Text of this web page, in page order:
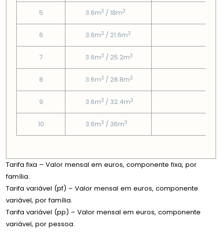
5 3.6m3 / 18m3
6 3.6m3 / 21.6m3
7 3.6m3 / 25.2m3
8 3.6m3 / 28.8m3
9 3.6m3 / 32.4m3
10 3.6m3 / 36m3
Tarifa fixa – Valor mensal em euros, componente fixa, por
família.
Tarifa variável (pf) – Valor mensal em euros, componente
variável, por família.
Tarifa variável (pp) – Valor mensal em euros, componente
variável, por pessoa.